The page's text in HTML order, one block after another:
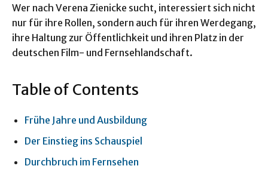
Wer nach Verena Zienicke sucht, interessiert sich nicht
nur für ihre Rollen, sondern auch für ihren Werdegang,
ihre Haltung zur Öffentlichkeit und ihren Platz in der
deutschen Film- und Fernsehlandschaft.
Table of Contents
Frühe Jahre und Ausbildung
Der Einstieg ins Schauspiel
Durchbruch im Fernsehen